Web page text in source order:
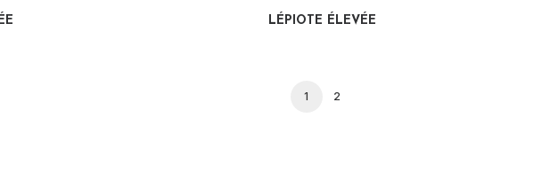
LÉPIOTE ÉLEVÉE
1 2